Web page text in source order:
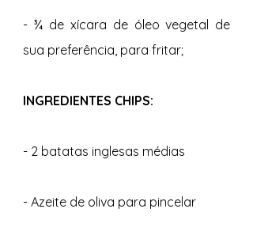
- ¾ de xícara de óleo vegetal de
sua preferência, para fritar;
INGREDIENTES CHIPS:
- 2 batatas inglesas médias
- Azeite de oliva para pincelar